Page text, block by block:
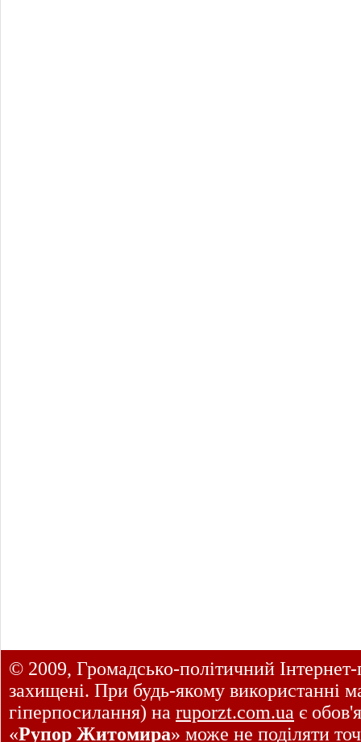
© 2009, Громадсько-політичний
захищені. При будь-якому використанні
гіперпосилання) на ruporzt.com.ua є
«Рупор Житомира» може не поділяти